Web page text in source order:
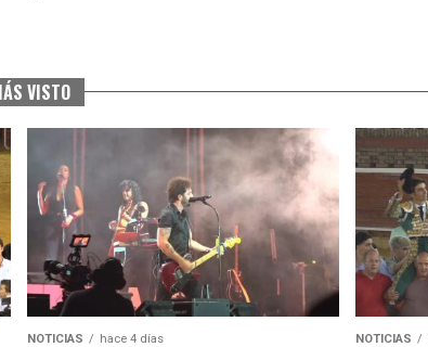
VISTO
NOTICIAS hace 4 días NOTICIAS